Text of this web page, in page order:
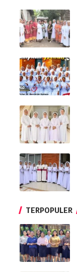
TERPOPULER